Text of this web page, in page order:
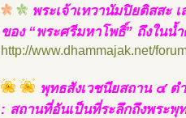
พระเจ้าเทวานัมปิยติสสะ
ของ “พระศรีมหาโพธิ์” ถึงในน้ำ
http://www.dhammajak.net/
พุทธสังเวชนียสถาน ๔ ต
: สถานที่อันเป็นที่ระลึกถึงพระพุ